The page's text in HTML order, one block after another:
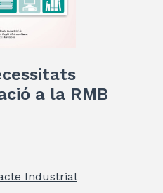
a la RMB
Industrial